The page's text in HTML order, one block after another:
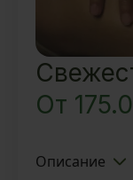
От
Описание